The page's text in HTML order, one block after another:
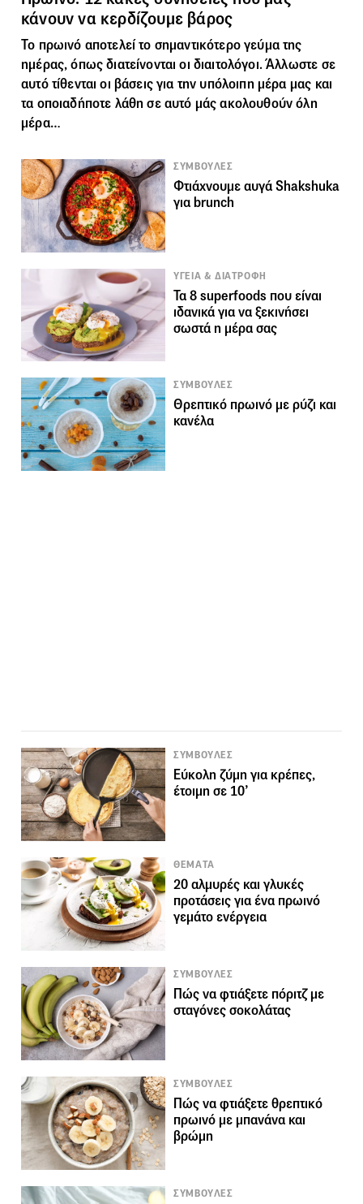
κάνουν να κερδίζουμε βάρος
Το πρωινό αποτελεί το σημαντικότερο γεύμα της
ημέρας, όπως διατείνονται οι διαιτολόγοι. Άλλωστε σε
αυτό τίθενται οι βάσεις για την υπόλοιπη μέρα μας και
τα οποιαδήποτε λάθη σε αυτό μάς ακολουθούν όλη
μέρα…
ΣΥΜΒΟΥΛΕΣ
Φτιάχνουμε αυγά Shakshuka
για brunch
ΥΓΕΙΑ & ΔΙΑΤΡΟΦΗ
Τα 8 superfoods που είναι
ιδανικά για να ξεκινήσει
σωστά η μέρα σας
ΣΥΜΒΟΥΛΕΣ
Θρεπτικό πρωινό με ρύζι και
κανέλα
ΣΥΜΒΟΥΛΕΣ
Εύκολη ζύμη για κρέπες,
έτοιμη σε 10’
ΘΕΜΑΤΑ
20 αλμυρές και γλυκές
προτάσεις για ένα πρωινό
γεμάτο ενέργεια
ΣΥΜΒΟΥΛΕΣ
Πώς να φτιάξετε πόριτζ με
σταγόνες σοκολάτας
ΣΥΜΒΟΥΛΕΣ
Πώς να φτιάξετε θρεπτικό
πρωινό με μπανάνα και
βρώμη
ΣΥΜΒΟΥΛΕΣ